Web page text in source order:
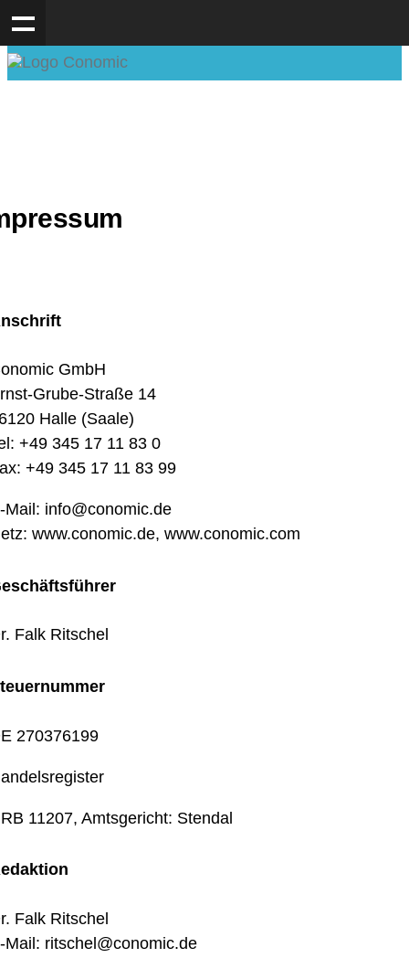
GmbH
Grube-Straße 14
Halle (Saale)
+49 345 17 11 83 0
+49 345 17 11 83 99
Mail: info@conomic.de
www.conomic.de, www.conomic.com
Falk Ritschel
270376199
11207, Amtsgericht: Stendal
Falk Ritschel
Mail: ritschel@conomic.de